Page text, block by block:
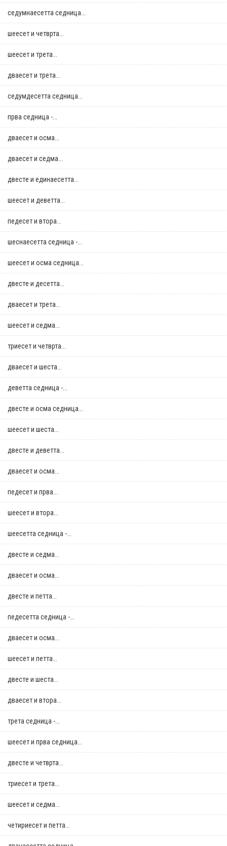
седумнаесетта седница...
шеесет и четврта...
шеесет и трета...
дваесет и трета...
седумдесетта седница...
прва седница -...
дваесет и осма...
дваесет и седма...
двестe и единаесетта...
шеесет и деветта...
педесет и втора...
шеснаесетта седница -...
шеесет и осма седница...
двестe и десетта...
дваесет и трета...
шеесет и седма...
триесет и четврта...
дваесет и шеста...
деветта седница -...
двестe и осма седница...
шеесет и шеста...
двестe и деветта...
дваесет и осма...
педесет и прва...
шеесет и втора...
шеесетта седница -...
двестe и седма...
дваесет и осма...
двестe и петта...
педесетта седница -...
дваесет и осма...
шеесет и петта...
двестe и шеста...
дваесет и втора...
трета седница -...
шеесет и прва седница...
двестe и четврта...
триесет и трета...
шеесет и седма...
четириесет и петта...